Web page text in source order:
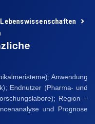
Anwendung
Endnutzer (Pharma- und
Region –
und Prognose